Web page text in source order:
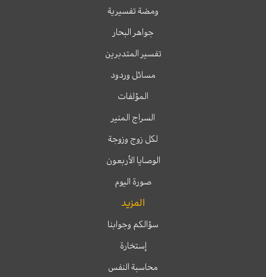
ومضة تفسيرية
جواهر البحار
تفسير المتدبرين
مسائل وردود
المؤلفات
السراج المنير
لكل زوج وزوجة
الوصايا الأربعون
صورة اليوم
المزيد
سؤالكم وجوابنا
إستخارة
محاسبة النفس